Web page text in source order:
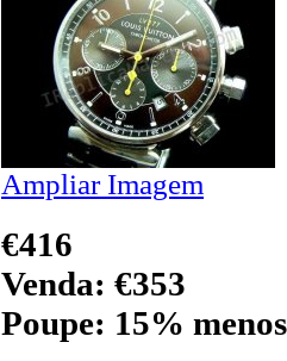
Ampliar Imagem
€416
Venda: €353
Poupe: 15% menos